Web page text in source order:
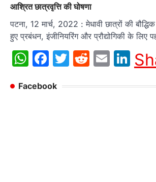
आश्रित छात्रवृत्ति की घोषणा
पटना, 12 मार्च, 2022 : मेधावी छात्रों की
हुए प्रबंधन, इंजीनियरिंग और प्रौद्योगिकी के लिए
WhatsApp
Facebook
Twitter
Reddit
Email
Facebook